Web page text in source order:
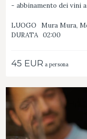
- abbinamento dei vini
LUOGO
Mura Mura,
DURATA 02:00
45 EUR a persona